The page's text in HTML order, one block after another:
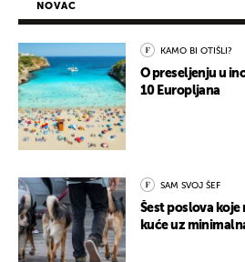
NOVAC
KAMO BI OTIŠLI?
O preseljenju u
10 Europljana
SAM SVOJ ŠEF
Šest poslova
kuće uz